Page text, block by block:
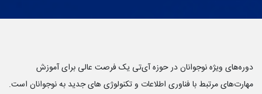
دوره‌های ویژه نوجوانان در حوزه آی‌تی یک فرصت عالی برای آموزش
مهارت‌های مرتبط با فناوری اطلاعات و تکنولوژی های جدید به نوجوانان است.